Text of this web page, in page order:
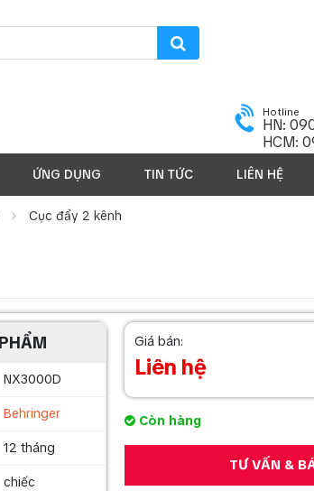
Hotline
HN:
HCM:
ỨNG DỤNG TIN TỨC LIÊN HỆ
Cục đẩy 2 kênh
NX3000D
Behringer
12 tháng
chiếc
Giá bán:
Liên hệ
Còn hàng
TƯ VẤN &